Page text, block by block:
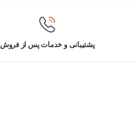
پشتیبانی و خدمات پس از فروش